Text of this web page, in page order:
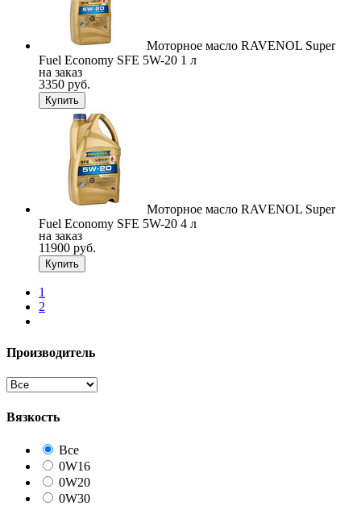
Моторное масло RAVENOL Super
Fuel Economy SFE 5W-20 1 л
на заказ
3350 руб.
Купить
Моторное масло RAVENOL Super
Fuel Economy SFE 5W-20 4 л
на заказ
11900 руб.
Купить
1
2
Производитель
Вязкость
Все
0W16
0W20
0W30